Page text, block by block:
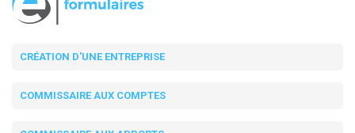
CRÉATION D'UNE ENTREPRISE
COMMISSAIRE AUX COMPTES